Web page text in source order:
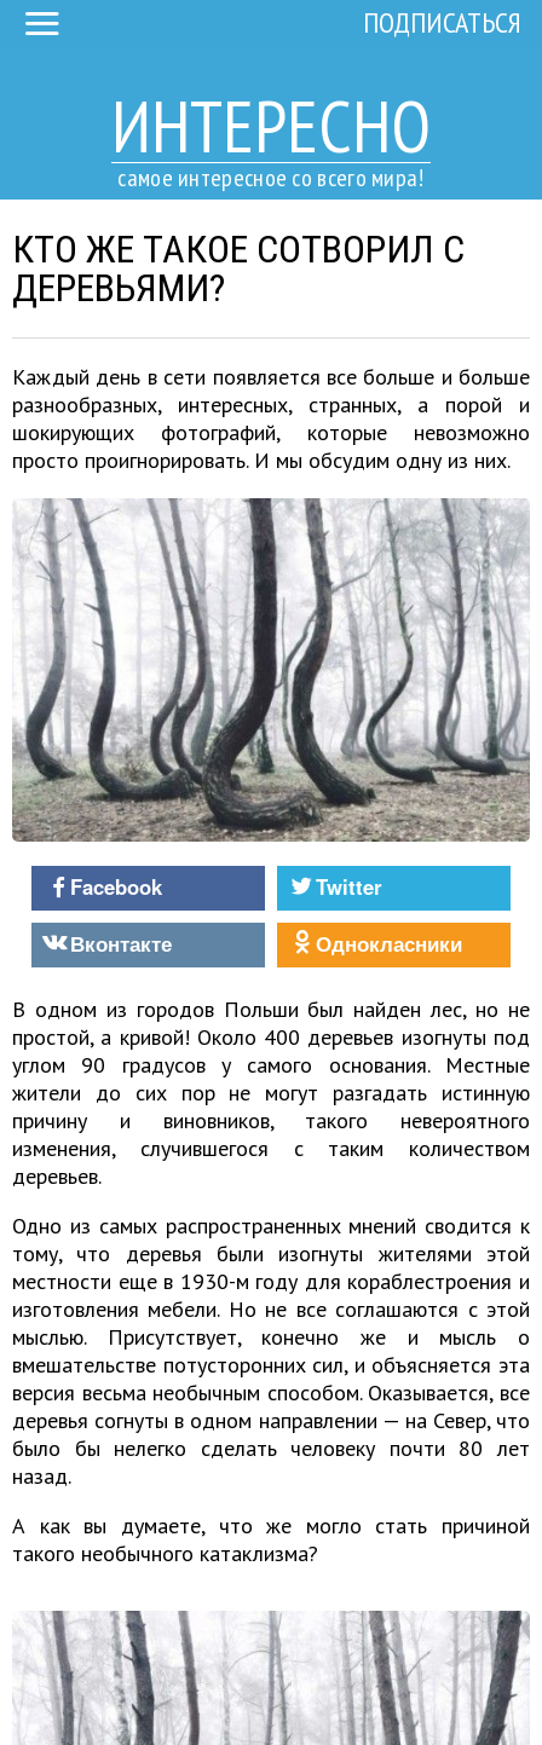
ИНТЕРЕСНО
самое интересное со всего мира!
ПОДПИСАТЬСЯ
КТО ЖЕ ТАКОЕ СОТВОРИЛ С
ДЕРЕВЬЯМИ?
Каждый день в сети появляется все больше и больше
разнообразных, интересных, странных, а порой и
шокирующих фотографий, которые невозможно
просто проигнорировать. И мы обсудим одну из них.
Facebook
Twitter
Вконтакте
Однокласники
В одном из городов Польши был найден лес, но не
простой, а кривой! Около 400 деревьев изогнуты под
углом 90 градусов у самого основания. Местные
жители до сих пор не могут разгадать истинную
причину и виновников, такого невероятного
изменения, случившегося с таким количеством
деревьев.
Одно из самых распространенных мнений сводится к
тому, что деревья были изогнуты жителями этой
местности еще в 1930-м году для кораблестроения и
изготовления мебели. Но не все соглашаются с этой
мыслью. Присутствует, конечно же и мысль о
вмешательстве потусторонних сил, и объясняется эта
версия весьма необычным способом. Оказывается, все
деревья согнуты в одном направлении — на Север, что
было бы нелегко сделать человеку почти 80 лет
назад.
А как вы думаете, что же могло стать причиной
такого необычного катаклизма?